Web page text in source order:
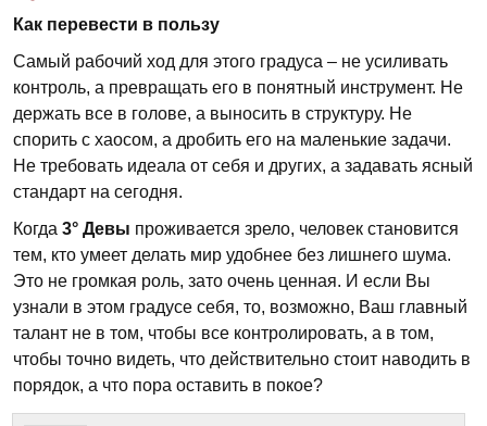
Как перевести в пользу
Самый рабочий ход для этого градуса – не усиливать
контроль, а превращать его в понятный инструмент. Не
держать все в голове, а выносить в структуру. Не
спорить с хаосом, а дробить его на маленькие задачи.
Не требовать идеала от себя и других, а задавать ясный
стандарт на сегодня.
Когда 3° Девы проживается зрелo, человек становится
тем, кто умеет делать мир удобнее без лишнего шума.
Это не громкая роль, зато очень ценная. И если Вы
узнали в этом градусе себя, то, возможно, Ваш главный
талант не в том, чтобы все контролировать, а в том,
чтобы точно видеть, что действительно стоит наводить в
порядок, а что пора оставить в покое?